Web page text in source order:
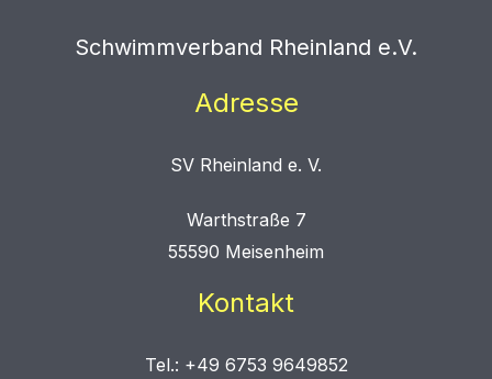
Schwimmverband Rheinland e.V.
Adresse
SV Rheinland e. V.
Warthstraße 7
55590 Meisenheim
Kontakt
Tel.: +49 6753 9649852